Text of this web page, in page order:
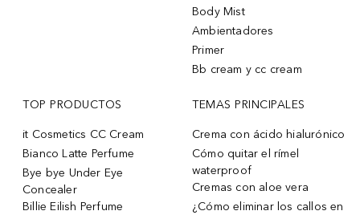
Body Mist
Ambientadores
Primer
Bb cream y cc cream
TOP PRODUCTOS
it Cosmetics CC Cream
Bianco Latte Perfume
Bye bye Under Eye
Concealer
Billie Eilish Perfume
TEMAS PRINCIPALES
Crema con ácido hialurónico
Cómo quitar el rímel
waterproof
Cremas con aloe vera
¿Cómo eliminar los callos en